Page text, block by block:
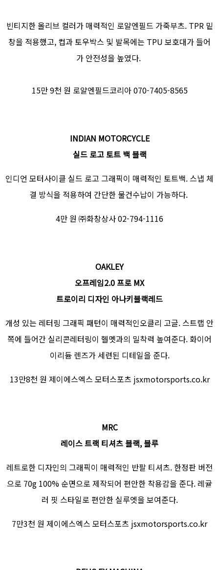
빈티지한 올리브 컬러가 매력적인 로얄엔필드 가죽부츠. TPR 밑
창을 적용했고, 컵과 토우박스 및 발목에는 TPU 보호대가 들어
가 안전성을 높였다.
15만 9천 원 로얄엔필드코리아 070-7405-8565
INDIAN MOTORCYCLE
실드 로고 토트 백 블랙
인디언 모터사이클 실드 로고 그래픽이 매력적인 토트백. 스냅 체
결 방식을 적용하여 간단한 물건수납이 가능하다.
4만 원 ㈜화창상사 02-794-1116
OAKLEY
오프레임2.0 프로 MX
트로이리 디자인 아나키블랙레드
개성 있는 레터링 그래픽 패턴이 매력적인오클리 고글. 스트랩 안
쪽에 들어간 실리콘레터링이 헬멧과의 밀착력 높여준다. 화이어
이리듐 렌즈가 세련된 디테일을 준다.
13만8천 원 제이에스엑스 모터스포츠 jsxmotorsports.co.kr
MRC
레이스 트랙 티셔츠 블랙, 블루
레트로한 디자인의 그래픽이 매력적인 반팔 티셔츠. 한정판 버전
으로 70g 100% 순면으로 제작되어 편안한 착용감을 준다. 레귤
러 핏 스타일로 편안한 실루엣을 보여준다.
7만3천 원 제이에스엑스 모터스포츠 jsxmotorsports.co.kr